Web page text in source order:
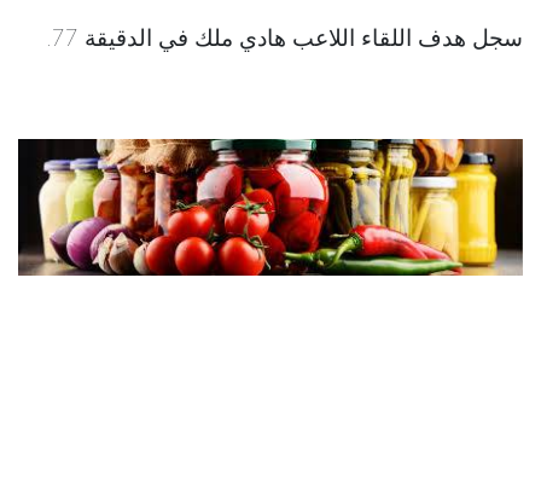
سجل هدف اللقاء اللاعب هادي ملك في الدقيقة 77.